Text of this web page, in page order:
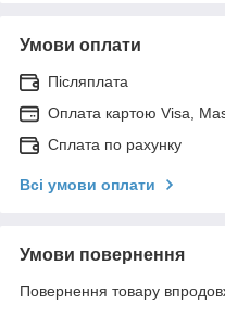
Умови оплати
Післяплата
Оплата картою Visa,
Сплата по рахунку
Всі умови оплати
Умови повернення
Повернення товару